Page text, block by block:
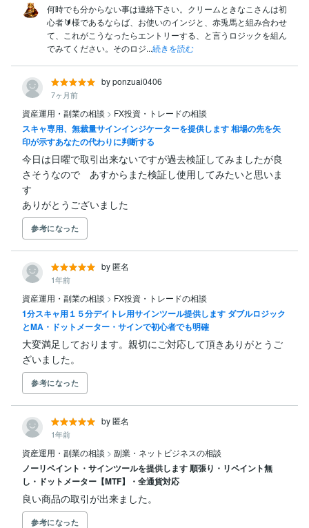
何時でも分からない事は連絡下さい。クリームときなこさんは初
心者🔰様であるならば、お使いのインジと、赤兎馬と組み合わせ
て、これがこうなったらエントリーする、と言うロジックを組ん
でみてください。そのロジ...続きを読む
by ponzuai0406
7ヶ月前
資産運用・副業の相談 > FX投資・トレードの相談
スキャ専用、無裁量サインインジケーターを提供します 相場の先を矢
印が示すあなたの代わりに判断する
今日は日曜で取引出来ないですが過去検証してみましたが良
さそうなので　あすからまた検証し使用してみたいと思いま
す
ありがとうございました
参考になった
by 匿名
1年前
資産運用・副業の相談 > FX投資・トレードの相談
1分スキャ用１５分デイトレ用サインツール提供します ダブルロジック
とMA・ドットメーター・サインで初心者でも明確
大変満足しております。親切にご対応して頂きありがとうご
ざいました。
参考になった
by 匿名
1年前
資産運用・副業の相談 > 副業・ネットビジネスの相談
ノーリペイント・サインツールを提供します 順張り・リペイント無
し・ドットメーター【MTF】・全通貨対応
良い商品の取引が出来ました。
参考になった